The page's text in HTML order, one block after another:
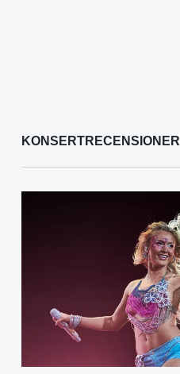
KONSERTRECENSIONER